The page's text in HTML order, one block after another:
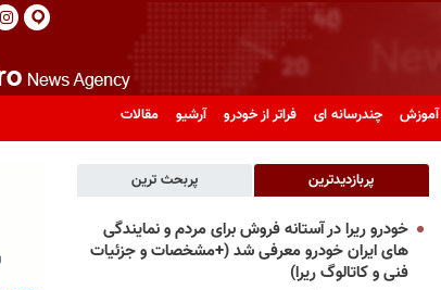
آموزش چندرسانه ای فراتر از خودرو آرشیو مقالات
پربازدیدترین پربحث ترین
خودرو ریرا در آستانه فروش برای مردم و نمایندگی
های ایران خودرو معرفی شد (+مشخصات و جزئیات
فنی و کاتالوگ ریرا)